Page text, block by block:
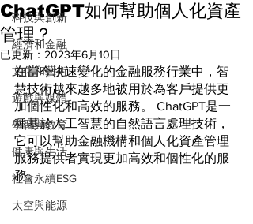
科技與創新
經濟和金融
文化和藝術
遊戲與媒體
學習與教育
健康與生活
社會永續ESG
太空與能源
ChatGPT如何幫助個人化資產
管理？
已更新： 2023年6月10日
在當今快速變化的金融服務行業中，智
慧技術越來越多地被用於為客戶提供更
加個性化和高效的服務。 ChatGPT是一
種基於人工智慧的自然語言處理技術，
它可以幫助金融機構和個人化資產管理
服務提供者實現更加高效和個性化的服
務。